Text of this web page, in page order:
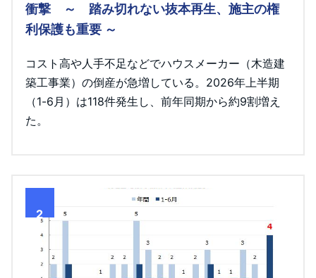
衝撃 ～ 踏み切れない抜本再生、施主の権
利保護も重要 ～
コスト高や人手不足などでハウスメーカー（木造建
築工事業）の倒産が急増している。2026年上半期
（1-6月）は118件発生し、前年同期から約9割増え
た。
2